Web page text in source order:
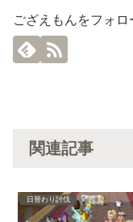
ござえもんをフォロ
関連記事
日替わり討伐